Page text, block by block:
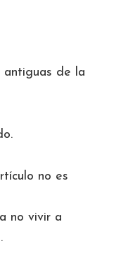
antiguas de la
no es
no vivir a